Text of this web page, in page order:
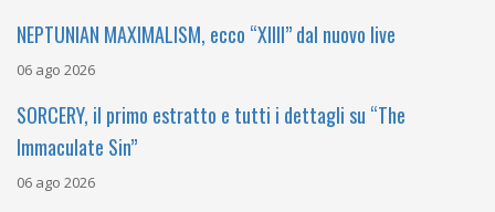
NEPTUNIAN MAXIMALISM, ecco “XIIII” dal nuovo live
06 ago 2026
SORCERY, il primo estratto e tutti i dettagli su “The
Immaculate Sin”
06 ago 2026